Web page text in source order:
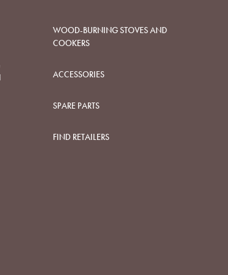
WOOD-BURNING STOVES AND
COOKERS
ACCESSORIES
SPARE PARTS
FIND RETAILERS